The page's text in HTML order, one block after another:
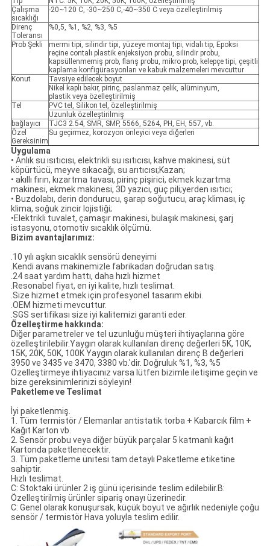
Çalışma
sıcaklığı
-20~120 C, -30~250 C,-40~350 C veya özelleştirilmiş
Direnç
Toleransı
%0,5, %1, %2, %3, %5
Prob Şekli
mermi tipi, silindir tipi, yüzeye montaj tipi, vidalı tip, Epoksi
reçine contalı plastik enjeksiyon probu, silindir probu,
kapsüllenmemiş prob, flanş probu, mikro prob, kelepçe tipi, çeşitli
kaplama konfigürasyonları ve kabuk malzemeleri mevcuttur
Konut
Tavsiye edilecek boyut
Nikel kaplı bakır, pirinç, paslanmaz çelik, alüminyum,
plastik veya özelleştirilmiş
Tel
PVC tel, Silikon tel, özelleştirilmiş
Uzunluk özelleştirilmiş
bağlayıcı
TJC3 2.54, SMR, SMP, 5566, 5264, PH, EH, 557, vb.
Özel
Gereksinim
Su geçirmez, korozyon önleyici veya diğerleri
Uygulama
• Anlık su ısıtıcısı, elektrikli su ısıtıcısı, kahve makinesi, süt
köpürtücü, meyve sıkacağı, su arıtıcısı;Kazan;
• akıllı fırın, kızartma tavası, pirinç pişirici, ekmek kızartma
makinesi, ekmek makinesi, 3D yazıcı, güç pili;yerden ısıtıcı;
• Buzdolabı, derin dondurucu, şarap soğutucu, araç kliması, iç
klima, soğuk zincir lojistiği;
•Elektrikli tuvalet, çamaşır makinesi, bulaşık makinesi, şarj
istasyonu, otomotiv sıcaklık ölçümü.
Bizim avantajlarımız:
.10 yılı aşkın sıcaklık sensörü deneyimi
.Kendi avans makinemizle fabrikadan doğrudan satış.
.24 saat yardım hattı, daha hızlı hizmet
.Resonabel fiyat, en iyi kalite, hızlı teslimat.
.Size hizmet etmek için profesyonel tasarım ekibi.
.OEM hizmeti mevcuttur.
.SGS sertifikası size iyi kalitemizi garanti eder.
Özelleştirme hakkında:
Diğer parametreler ve tel uzunluğu müşteri ihtiyaçlarına göre
özelleştirilebilir.Yaygın olarak kullanılan direnç değerleri 5K, 10K,
15K, 20K, 50K, 100K Yaygın olarak kullanılan direnç B değerleri
3950 ve 3435 ve 3470, 3380 vb.'dir. Doğruluk %1, %3, %5
Özelleştirmeye ihtiyacınız varsa lütfen bizimle iletişime geçin ve
bize gereksinimlerinizi söyleyin!
Paketleme ve Teslimat
İyi paketlenmiş.
1. Tüm termistör / Elemanlar antistatik torba + Kabarcık film +
Kağıt Karton vb.
2. Sensör probu veya diğer büyük parçalar 5 katmanlı kağıt
Kartonda paketlenecektir.
3. Tüm paketleme ünitesi tam detaylı Paketleme etiketine
sahiptir.
Hızlı teslimat.
C: Stoktaki ürünler 2 iş günü içerisinde teslim edilebilir.B:
Özelleştirilmiş ürünler sipariş onayı üzerinedir.
C: Genel olarak konuşursak, küçük boyut ve ağırlık nedeniyle çoğu
sensör / termistör Hava yoluyla teslim edilir.